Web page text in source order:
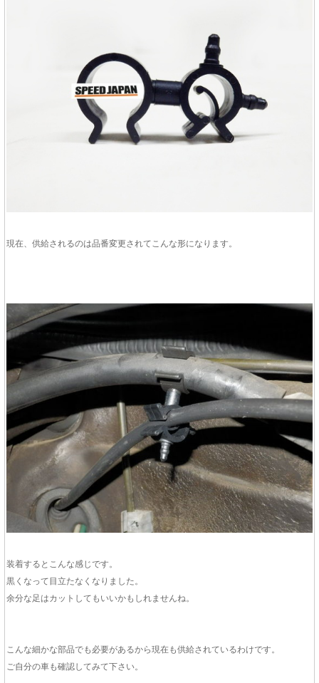
現在、供給されるのは品番変更されてこんな形になります。
装着するとこんな感じです。
黒くなって目立たなくなりました。
余分な足はカットしてもいいかもしれませんね。
こんな細かな部品でも必要があるから現在も供給されているわけです。
ご自分の車も確認してみて下さい。